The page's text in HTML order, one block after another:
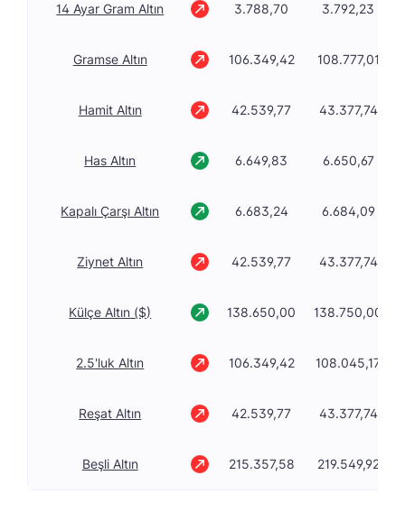
14 Ayar Gram Altın 3.788,70 3.792,23
Gramse Altın 106.349,42 108.777,01
Hamit Altın 42.539,77 43.377,74
Has Altın 6.649,83 6.650,67
Kapalı Çarşı Altın 6.683,24 6.684,09
Ziynet Altın 42.539,77 43.377,74
Külçe Altın ($) 138.650,00 138.750,00
2.5'luk Altın 106.349,42 108.045,17
Reşat Altın 42.539,77 43.377,74
Beşli Altın 215.357,58 219.549,92